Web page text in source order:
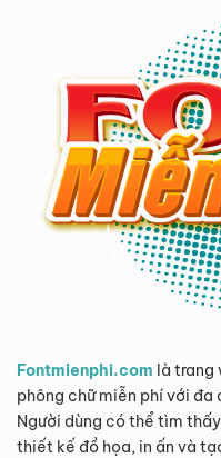
Fontmienphi.com là trang
phông chữ miễn phí với
Người dùng có thể tìm
thiết kế đồ họa, in ấn và